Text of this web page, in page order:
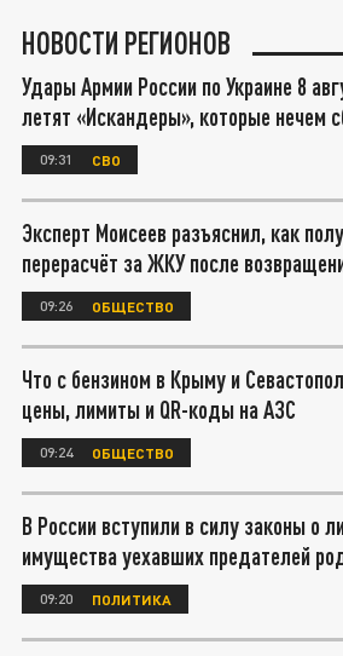
НОВОСТИ РЕГИОНОВ
Удары Армии России по Украине 8
летят «Искандеры», которые нечем
09:31 СВО
Эксперт Моисеев разъяснил, как
перерасчёт за ЖКУ после
09:26 ОБЩЕСТВО
Что с бензином в Крыму и
цены, лимиты и QR-коды на АЗС
09:24 ОБЩЕСТВО
В России вступили в силу законы о
имущества уехавших предателей
09:20 ПОЛИТИКА